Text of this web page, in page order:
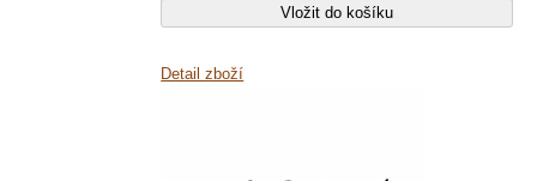
Detail zboží